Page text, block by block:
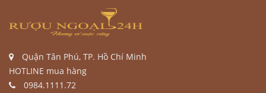
Quận Tân Phú, TP. Hồ Chí Minh
HOTLINE mua hàng
0984.1111.72